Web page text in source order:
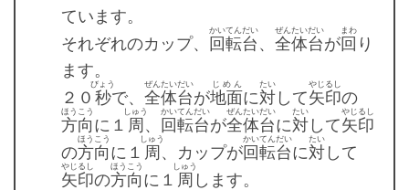
ています。
それぞれのカップ、
回転台
かいてんだい
、 全体
ぜんたい
台
だい
が回
まわ
り
ます。
２０ 秒
びょう
で、 全体
ぜんたい
台
だい
が地面
じめん
に対
たい
して矢印
やじるし
の
方向
ほうこう
に１ 周
しゅう
、 回転台
かいてんだい
が全体
ぜんたい
台
だい
に対
たい
して矢印
やじるし
の方向
ほうこう
に１ 周
しゅう
、カップが回転台
かいてんだい
に対
たい
して
矢印
やじるし
の方向
ほうこう
に１ 周
しゅう
します。